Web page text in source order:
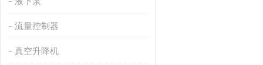
流量控制器
真空升降机